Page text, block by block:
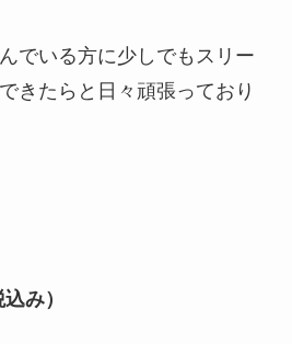
でいる方に少しでもスリー
きたらと日々頑張っており
み）